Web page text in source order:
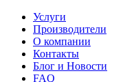
Услуги
Производители
О компании
Контакты
Блог и Новости
FAQ